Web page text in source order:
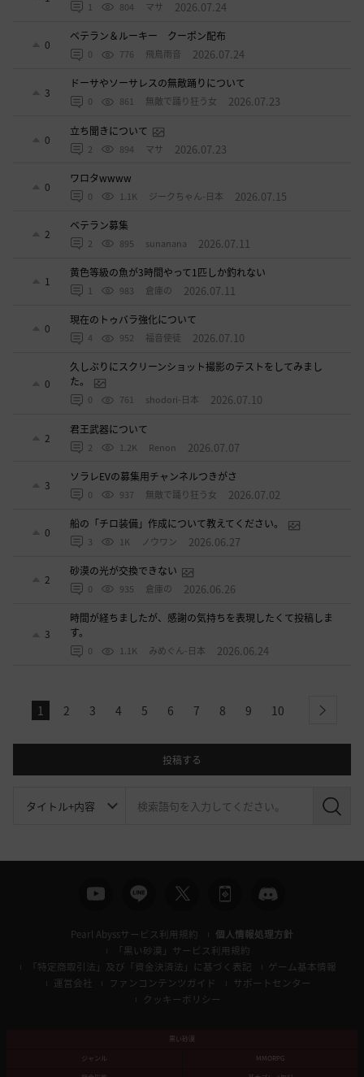
1 804 マサ 2026.07.24
0
ベテラン＆ルーキー クーポン配布
0 776 飛鳥雨音 2026.07.24
3
ドーサやソーサレスの無敵踊りについて
0 861 無敵で踊り狂う女 2026.07.23
0
立ち聞きについて
2 894 マサ 2026.07.23
0
ワロタwwww
0 1.1K ジークちゃん-日本 2026.07.15
2
ベテラン募集
2 895 sunanana 2026.07.11
1
黄色等級の魚が3時間やって1匹しか釣れない
1 983 倉庫の 2026.07.11
0
現在のトゥバラ強化について
4 952 福音使徒 2026.07.10
0
久しぶりにスクリーンショット撮影のテストをしてみまし
た。
0 761 shodori-日本 2026.07.10
2
君王武器について
2 1.2K Renon 2026.07.07
3
ソラレEVの募集用チャンネルつきがさ
0 937 無敵で踊り狂う女 2026.07.02
0
船の「チロ装備」作成について教えてください。
3 1K ノウワン 2026.06.27
2
砂漠の光が交換できない
0 935 倉庫の 2026.06.26
3
時間が経ちましたが、感謝の気持ちを表現したくて投稿しま
す。
0 1.1K みめぐん-日本 2026.06.24
1 2 3 4 5 6 7 8 9 10 next
投稿する
検
Pearl Abyssサービス利用規約
個人情報処理方針
「黒い砂漠」サービス利用規約
「特定商取引法」及び「資金決済法」に基づく表記
ゲーム基本情報
運営会社
ファンコンテンツガイド
サポートセンター
クッキーポリシー
黒い砂漠
ジャンル
MMORPG